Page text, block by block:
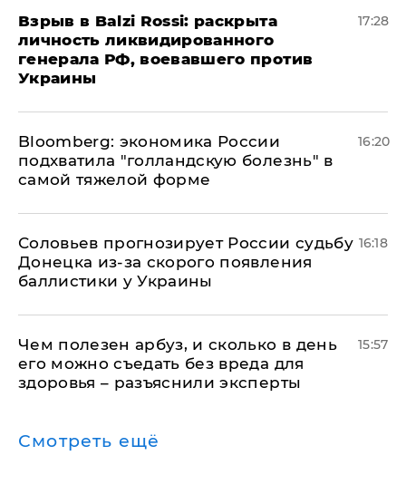
​Взрыв в Balzi Rossi: раскрыта
личность ликвидированного
генерала РФ, воевавшего против
Украины
17:28
Bloomberg: экономика России
подхватила "голландскую болезнь" в
самой тяжелой форме
16:20
Соловьев прогнозирует России судьбу
Донецка из-за скорого появления
баллистики у Украины
16:18
Чем полезен арбуз, и сколько в день
его можно съедать без вреда для
здоровья – разъяснили эксперты
15:57
Смотреть ещё